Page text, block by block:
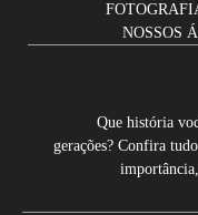
NOSSOS
Que história
gerações? Confira